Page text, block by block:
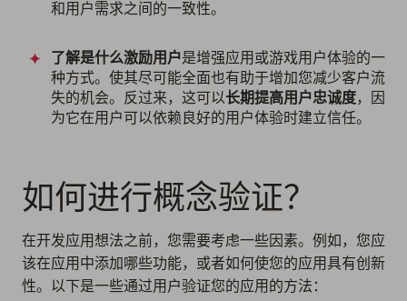
和用户需求之间的一致性。
了解是什么激励用户是增强应用或游戏用户体验的一
种方式。使其尽可能全面也有助于增加您减少客户流
失的机会。反过来，这可以长期提高用户忠诚度，因
为它在用户可以依赖良好的用户体验时建立信任。
如何进行概念验证？
在开发应用想法之前，您需要考虑一些因素。例如，您应
该在应用中添加哪些功能，或者如何使您的应用具有创新
性。以下是一些通过用户验证您的应用的方法：